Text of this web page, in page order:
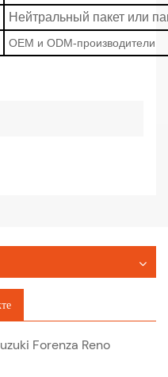
Нейтральный пакет или
OEM и ODM-производители
Forenza Reno